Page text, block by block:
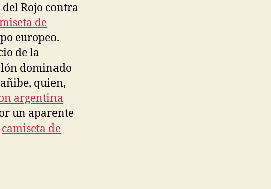
Rojo contra
de
europeo.
de la
dominado
quien,
argentina
un aparente
camiseta de